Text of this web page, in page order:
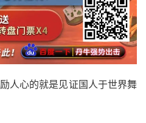
人心的就是见证国人于世界舞